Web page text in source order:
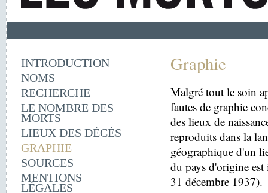
INTRODUCTION
NOMS
RECHERCHE
LE NOMBRE DES
MORTS
LIEUX DES DÉCÈS
GRAPHIE
SOURCES
MENTIONS
LÉGALES
Graphie
Malgré tout le soin
fautes de graphie
des lieux de
reproduits dans la
géographique d'un
du pays d'origine est
31 décembre 1937).